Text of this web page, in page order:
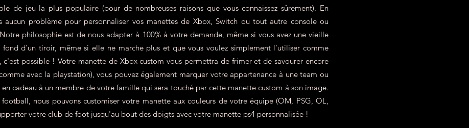
de jeu la plus populaire (pour de nombreuses raisons que vous connaissez sûrement). En
aucun problème pour personnaliser vos manettes de Xbox, Switch ou tout autre console ou
philosophie est de nous adapter à 100% à votre demande, même si vous avez une vieille
d'un tiroir, même si elle ne marche plus et que vous voulez simplement l'utiliser comme
possible ! Votre manette de Xbox custom vous permettra de frimer et de savourer encore
avec la playstation), vous pouvez également marquer votre appartenance à une team ou
cadeau à un membre de votre famille qui sera touché par cette manette custom à son image.
nous pouvons customiser votre manette aux couleurs de votre équipe (OM, PSG, OL,
votre club de foot jusqu'au bout des doigts avec votre manette ps4 personnalisée !